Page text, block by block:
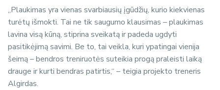
„Plaukimas yra vienas svarbiausių įgūdžių, kurio kiekvienas
turėtų išmokti. Tai ne tik saugumo klausimas – plaukimas
lavina visą kūną, stiprina sveikatą ir padeda ugdyti
pasitikėjimą savimi. Be to, tai veikla, kuri ypatingai vienija
šeimą – bendros treniruotės suteikia progą praleisti laiką
drauge ir kurti bendras patirtis,“ – teigia projekto treneris
Algirdas.